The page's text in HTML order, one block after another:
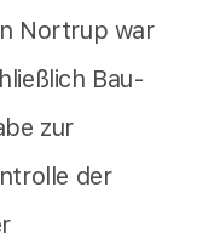
Nortrup war
Bau-
zur
der